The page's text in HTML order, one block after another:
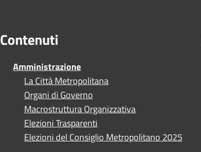
Contenuti
Amministrazione
La Città Metropolitana
Organi di Governo
Macrostruttura Organizzativa
Elezioni Trasparenti
Elezioni del Consiglio Metropolitano 2025